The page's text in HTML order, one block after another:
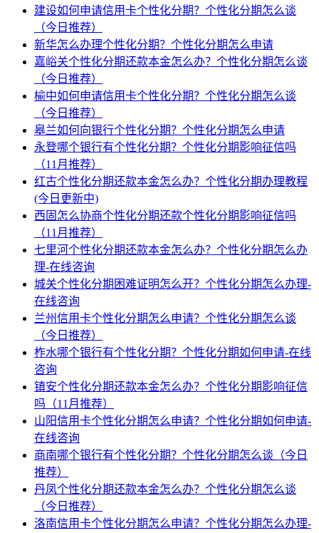
建设如何申请信用卡个性化分期？个性化分期怎么谈
（今日推荐）
新华怎么办理个性化分期？个性化分期怎么申请
嘉峪关个性化分期还款本金怎么办？个性化分期怎么谈
（今日推荐）
榆中如何申请信用卡个性化分期？个性化分期怎么谈
（今日推荐）
皋兰如何向银行个性化分期？个性化分期怎么申请
永登哪个银行有个性化分期？个性化分期影响征信吗
（11月推荐）
红古个性化分期还款本金怎么办？个性化分期办理教程
(今日更新中)
西固怎么协商个性化分期还款个性化分期影响征信吗
（11月推荐）
七里河个性化分期还款本金怎么办？个性化分期怎么办
理-在线咨询
城关个性化分期困难证明怎么开？个性化分期怎么办理-
在线咨询
兰州信用卡个性化分期怎么申请？个性化分期怎么谈
（今日推荐）
柞水哪个银行有个性化分期？个性化分期如何申请-在线
咨询
镇安个性化分期还款本金怎么办？个性化分期影响征信
吗（11月推荐）
山阳信用卡个性化分期怎么申请？个性化分期如何申请-
在线咨询
商南哪个银行有个性化分期？个性化分期怎么谈（今日
推荐）
丹凤个性化分期还款本金怎么办？个性化分期怎么谈
（今日推荐）
洛南信用卡个性化分期怎么申请？个性化分期怎么办理-